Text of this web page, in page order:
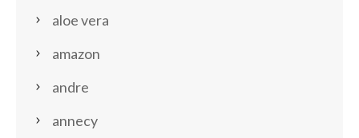
aloe vera
amazon
andre
annecy